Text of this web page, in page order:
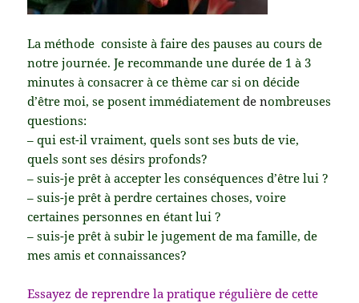
La méthode consiste à faire des pauses au cours de
notre journée. Je recommande une durée de 1 à 3
minutes à consacrer à ce thème car si on décide
d’être moi, se posent immédiatement de nombreuses
questions:
– qui est-il vraiment, quels sont ses buts de vie,
quels sont ses désirs profonds?
– suis-je prêt à accepter les conséquences d’être lui ?
– suis-je prêt à perdre certaines choses, voire
certaines personnes en étant lui ?
– suis-je prêt à subir le jugement de ma famille, de
mes amis et connaissances?
Essayez de reprendre la pratique régulière de cette